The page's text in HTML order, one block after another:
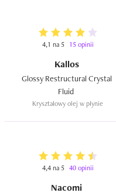
4,1 na 5 15 opinii
Kallos
Glossy Restructural Crystal
Kryształowy olej w płynie
4,4 na 5 40 opinii
Nacomi